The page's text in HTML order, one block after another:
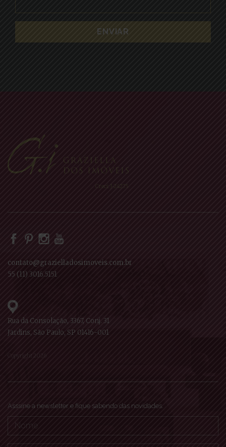
Creci: J-24275
contato@grazielladosimoveis.com.br
55 (11) 3016.5151
Rua da Consolação, 3367, Conj. 31
Jardins, São Paulo, SP 01416-001
Copyright 2026
Asssine a newsletter e fique sabendo das novidades.